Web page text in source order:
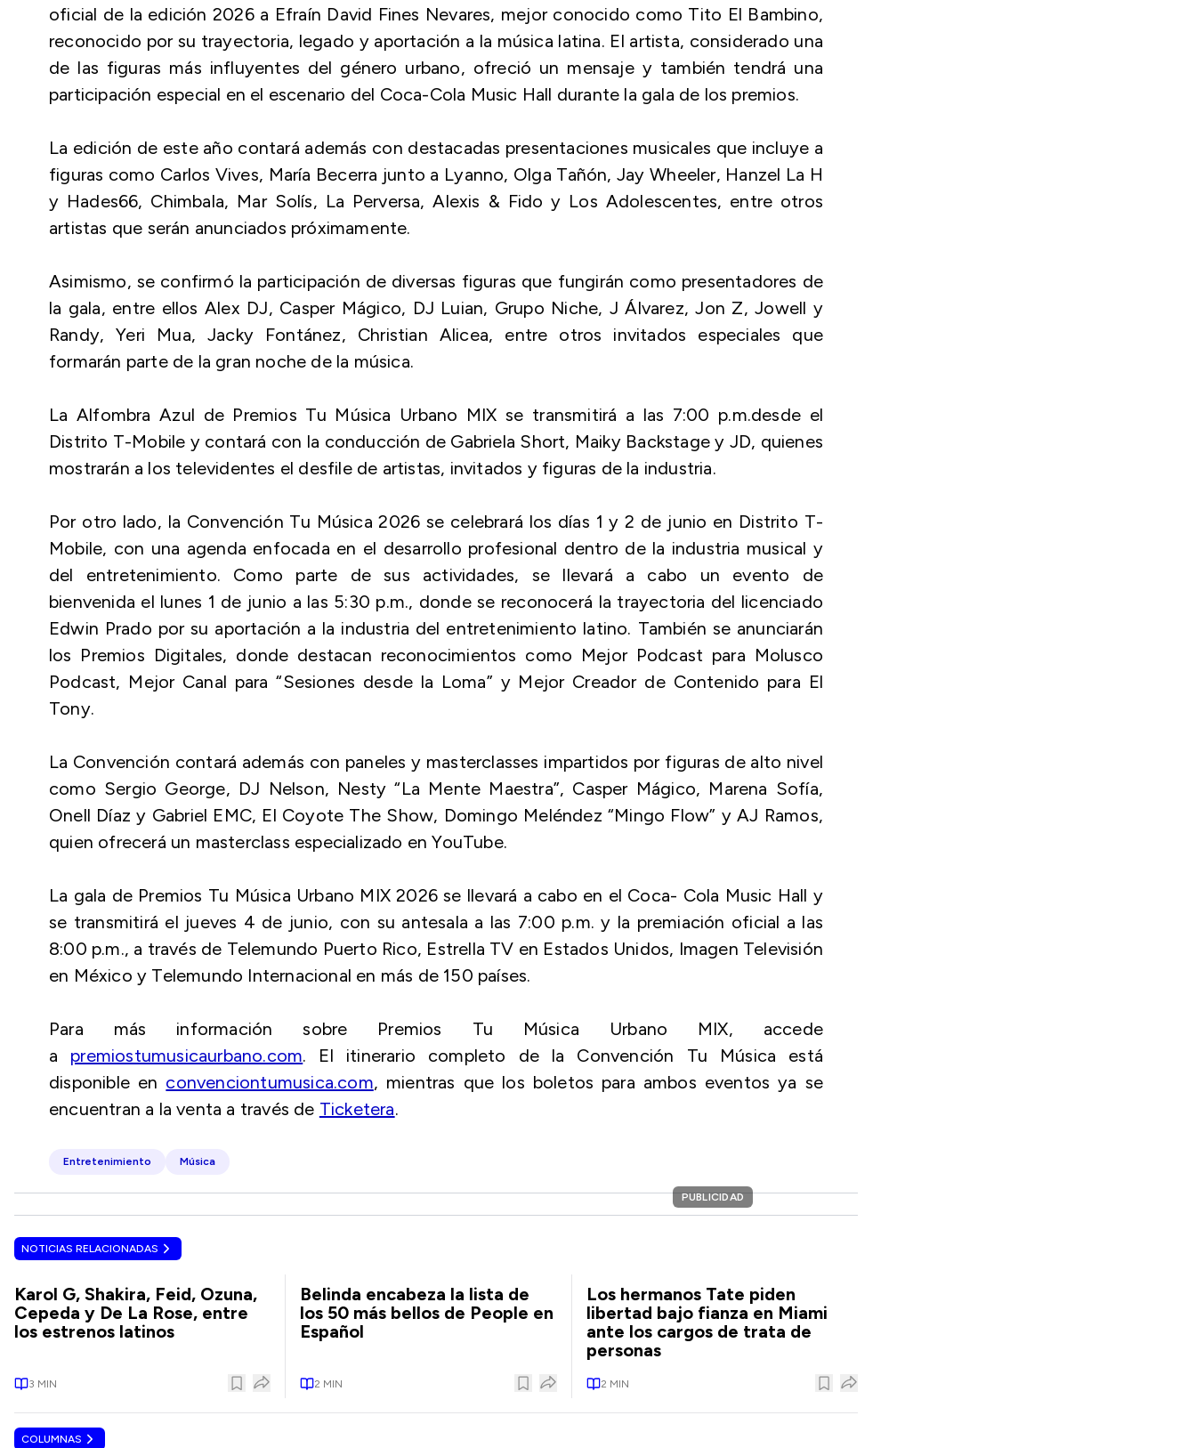
oficial de la edición 2026 a Efraín David Fines Nevares, mejor conocido como Tito El Bambino,
reconocido por su trayectoria, legado y aportación a la música latina. El artista, considerado una
de las figuras más influyentes del género urbano, ofreció un mensaje y también tendrá una
participación especial en el escenario del Coca-Cola Music Hall durante la gala de los premios.
La edición de este año contará además con destacadas presentaciones musicales que incluye a
figuras como Carlos Vives, María Becerra junto a Lyanno, Olga Tañón, Jay Wheeler, Hanzel La H
y Hades66, Chimbala, Mar Solís, La Perversa, Alexis & Fido y Los Adolescentes, entre otros
artistas que serán anunciados próximamente.
Asimismo, se confirmó la participación de diversas figuras que fungirán como presentadores de
la gala, entre ellos Alex DJ, Casper Mágico, DJ Luian, Grupo Niche, J Álvarez, Jon Z, Jowell y
Randy, Yeri Mua, Jacky Fontánez, Christian Alicea, entre otros invitados especiales que
formarán parte de la gran noche de la música.
La Alfombra Azul de Premios Tu Música Urbano MIX se transmitirá a las 7:00 p.m.desde el
Distrito T-Mobile y contará con la conducción de Gabriela Short, Maiky Backstage y JD, quienes
mostrarán a los televidentes el desfile de artistas, invitados y figuras de la industria.
Por otro lado, la Convención Tu Música 2026 se celebrará los días 1 y 2 de junio en Distrito T-
Mobile, con una agenda enfocada en el desarrollo profesional dentro de la industria musical y
del entretenimiento. Como parte de sus actividades, se llevará a cabo un evento de
bienvenida el lunes 1 de junio a las 5:30 p.m., donde se reconocerá la trayectoria del licenciado
Edwin Prado por su aportación a la industria del entretenimiento latino. También se anunciarán
los Premios Digitales, donde destacan reconocimientos como Mejor Podcast para Molusco
Podcast, Mejor Canal para “Sesiones desde la Loma” y Mejor Creador de Contenido para El
Tony.
La Convención contará además con paneles y masterclasses impartidos por figuras de alto nivel
como Sergio George, DJ Nelson, Nesty “La Mente Maestra”, Casper Mágico, Marena Sofía,
Onell Díaz y Gabriel EMC, El Coyote The Show, Domingo Meléndez “Mingo Flow” y AJ Ramos,
quien ofrecerá un masterclass especializado en YouTube.
La gala de Premios Tu Música Urbano MIX 2026 se llevará a cabo en el Coca- Cola Music Hall y
se transmitirá el jueves 4 de junio, con su antesala a las 7:00 p.m. y la premiación oficial a las
8:00 p.m., a través de Telemundo Puerto Rico, Estrella TV en Estados Unidos, Imagen Televisión
en México y Telemundo Internacional en más de 150 países.
Para más información sobre Premios Tu Música Urbano MIX, accede
a premiostumusicaurbano.com. El itinerario completo de la Convención Tu Música está
disponible en convenciontumusica.com, mientras que los boletos para ambos eventos ya se
encuentran a la venta a través de Ticketera.
Entretenimiento Música
PUBLICIDAD
NOTICIAS RELACIONADAS
Karol G, Shakira, Feid, Ozuna,
Cepeda y De La Rose, entre
los estrenos latinos
3 MIN
Belinda encabeza la lista de
los 50 más bellos de People en
Español
2 MIN
Los hermanos Tate piden
libertad bajo fianza en Miami
ante los cargos de trata de
personas
2 MIN
COLUMNAS